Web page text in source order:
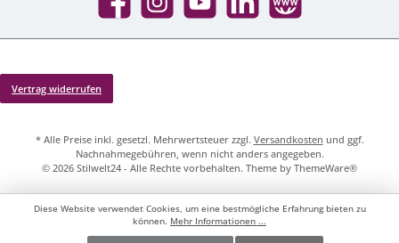
Facebook InstagramYouTube LinkedIn Website
Vertrag widerrufen
* Alle Preise inkl. gesetzl. Mehrwertsteuer zzgl. Versandkosten und ggf.
Nachnahmegebühren, wenn nicht anders angegeben.
© 2026 Stilwelt24 - Alle Rechte vorbehalten. Theme by ThemeWare®
Diese Website verwendet Cookies, um eine bestmögliche Erfahrung bieten zu
können. Mehr Informationen ...